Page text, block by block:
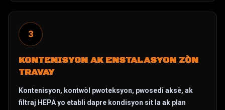
3
KONTENISYON AK ENSTALASYON ZÒN
TRAVAY
Kontenisyon, kontwòl pwoteksyon, pwosedi aksè, ak
filtraj HEPA yo etabli dapre kondisyon sit la ak plan